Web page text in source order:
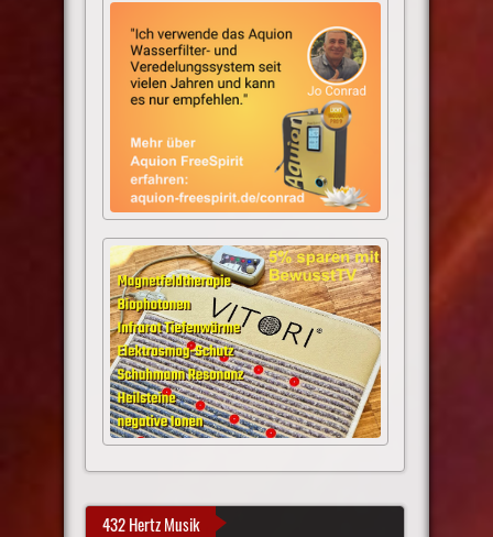
432 Hertz Musik